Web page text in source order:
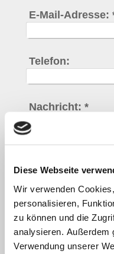
Diese Webseite
Wir verwenden
personalisieren,
zu können und die
analysieren. Außerdem
Verwendung unserer
E-Mail-Adresse:
Telefon:
Nachricht: *
Bitte geben Sie den
↺